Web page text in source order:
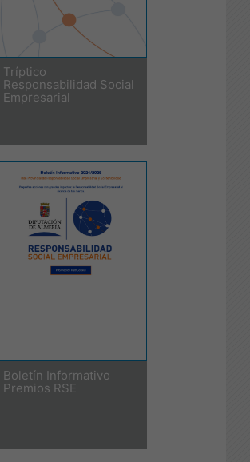
Tríptico
Responsabilidad Social
Empresarial
Boletín Informativo
Premios RSE